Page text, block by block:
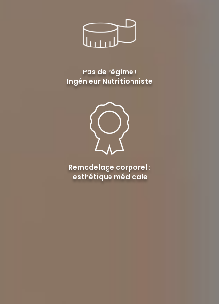
Pas de régime !
Ingénieur Nutritionniste
Remodelage corporel :
esthétique médicale